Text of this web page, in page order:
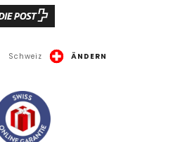
Schweiz ÄNDERN